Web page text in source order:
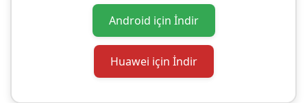
Android için İndir
Huawei için İndir